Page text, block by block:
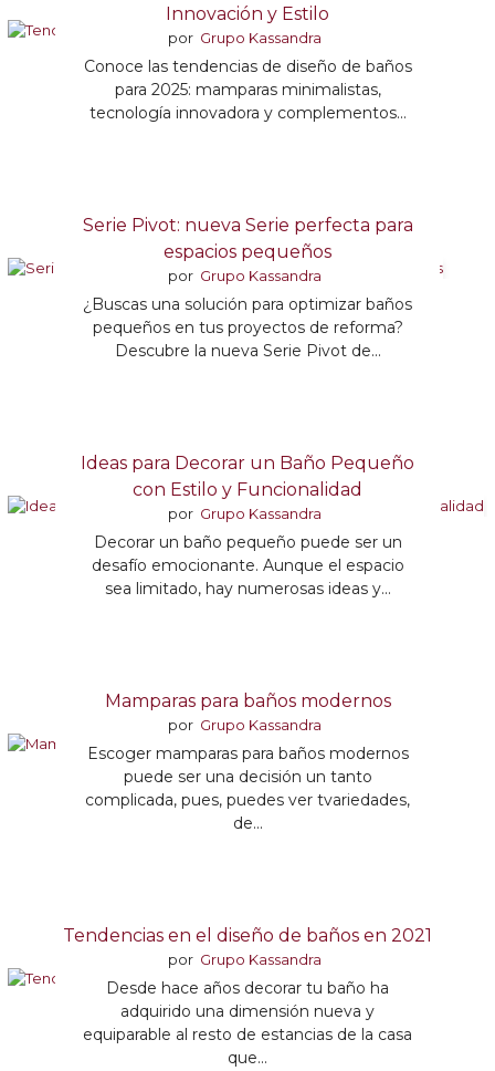
Innovación y Estilo
por Grupo Kassandra
Conoce las tendencias de diseño de baños
para 2025: mamparas minimalistas,
tecnología innovadora y complementos...
Serie Pivot: nueva Serie perfecta para
espacios pequeños
por Grupo Kassandra
¿Buscas una solución para optimizar baños
pequeños en tus proyectos de reforma?
Descubre la nueva Serie Pivot de...
Ideas para Decorar un Baño Pequeño
con Estilo y Funcionalidad
por Grupo Kassandra
Decorar un baño pequeño puede ser un
desafío emocionante. Aunque el espacio
sea limitado, hay numerosas ideas y...
Mamparas para baños modernos
por Grupo Kassandra
Escoger mamparas para baños modernos
puede ser una decisión un tanto
complicada, pues, puedes ver tvariedades,
de...
Tendencias en el diseño de baños en 2021
por Grupo Kassandra
Desde hace años decorar tu baño ha
adquirido una dimensión nueva y
equiparable al resto de estancias de la casa
que...